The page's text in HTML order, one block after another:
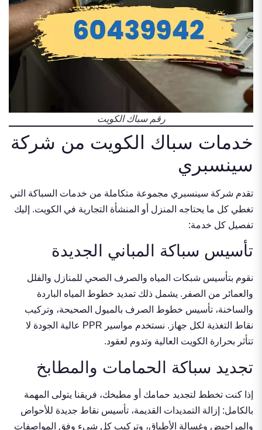
رقم سباك الكويت
خدمات سباك الكويت من شركة
سينسبري
تقدم شركة سينسبري مجموعة متكاملة من خدمات السباكة التي
تغطي كل ما يحتاجه المنزل أو المنشأة التجارية في الكويت. إليك
تفصيل كل خدمة:
تأسيس سباكة المباني الجديدة
نقوم بتأسيس شبكات المياه والصرف الصحي للمنازل والفلل
والعمائر من الصفر. يشمل ذلك تمديد خطوط المياه الباردة
والساخنة، تأسيس خطوط الصرف بالميول الصحيحة، وتركيب
نقاط التغذية لكل جهاز. نستخدم مواسير PPR عالية الجودة لا
تتأثر بحرارة الكويت العالية وتدوم لعقود.
تجديد سباكة الحمامات والمطابخ
إذا كنت تخطط لتجديد حمامك أو مطبخك، فريقنا يتولى المهمة
بالكامل: إزالة التمديدات القديمة، تأسيس نقاط جديدة للأحواض
والمراحيض وغسالة الأطباق، وتركيب كل شيء وفق المواصفات